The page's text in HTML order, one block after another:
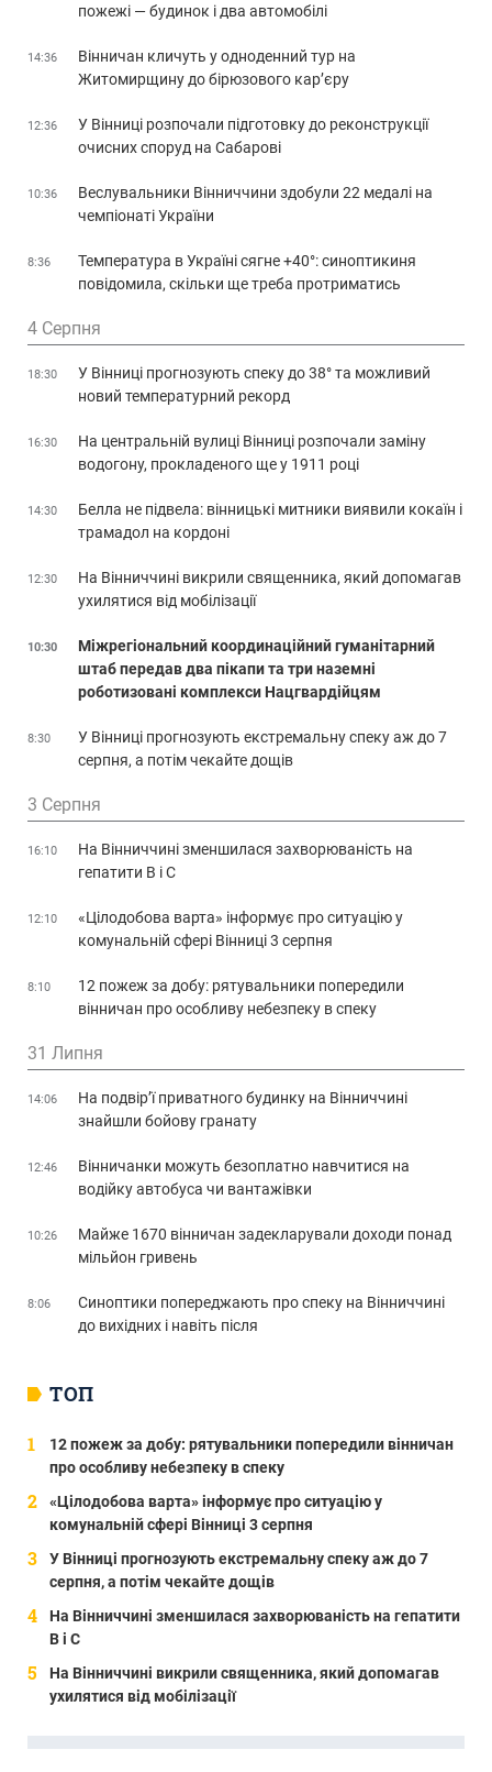
ТОП
12 пожеж за добу: рятувальники попередили вінничан
про особливу небезпеку в спеку
«Цілодобова варта» інформує про ситуацію у
комунальній сфері Вінниці 3 серпня
У Вінниці прогнозують екстремальну спеку аж до 7
серпня, а потім чекайте дощів
На Вінниччині зменшилася захворюваність на гепатити
В і С
На Вінниччині викрили священника, який допомагав
ухилятися від мобілізації
пожежі — будинок і два автомобілі
14:36
Вінничан кличуть у одноденний тур на
Житомирщину до бірюзового кар’єру
12:36
У Вінниці розпочали підготовку до реконструкції
очисних споруд на Сабарові
10:36
Веслувальники Вінниччини здобули 22 медалі на
чемпіонаті України
8:36
Температура в Україні сягне +40°: синоптикиня
повідомила, скільки ще треба протриматись
4 Серпня
18:30
У Вінниці прогнозують спеку до 38° та можливий
новий температурний рекорд
16:30
На центральній вулиці Вінниці розпочали заміну
водогону, прокладеного ще у 1911 році
14:30
Белла не підвела: вінницькі митники виявили кокаїн і
трамадол на кордоні
12:30
На Вінниччині викрили священника, який допомагав
ухилятися від мобілізації
10:30
Міжрегіональний координаційний гуманітарний
штаб передав два пікапи та три наземні
роботизовані комплекси Нацгвардійцям
8:30
У Вінниці прогнозують екстремальну спеку аж до 7
серпня, а потім чекайте дощів
3 Серпня
16:10
На Вінниччині зменшилася захворюваність на
гепатити В і С
12:10
«Цілодобова варта» інформує про ситуацію у
комунальній сфері Вінниці 3 серпня
8:10
12 пожеж за добу: рятувальники попередили
вінничан про особливу небезпеку в спеку
31 Липня
14:06
На подвір’ї приватного будинку на Вінниччині
знайшли бойову гранату
12:46
Вінничанки можуть безоплатно навчитися на
водійку автобуса чи вантажівки
10:26
Майже 1670 вінничан задекларували доходи понад
мільйон гривень
8:06
Синоптики попереджають про спеку на Вінниччині
до вихідних і навіть після